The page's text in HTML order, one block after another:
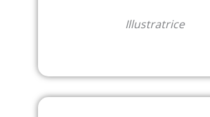
Illustratrice